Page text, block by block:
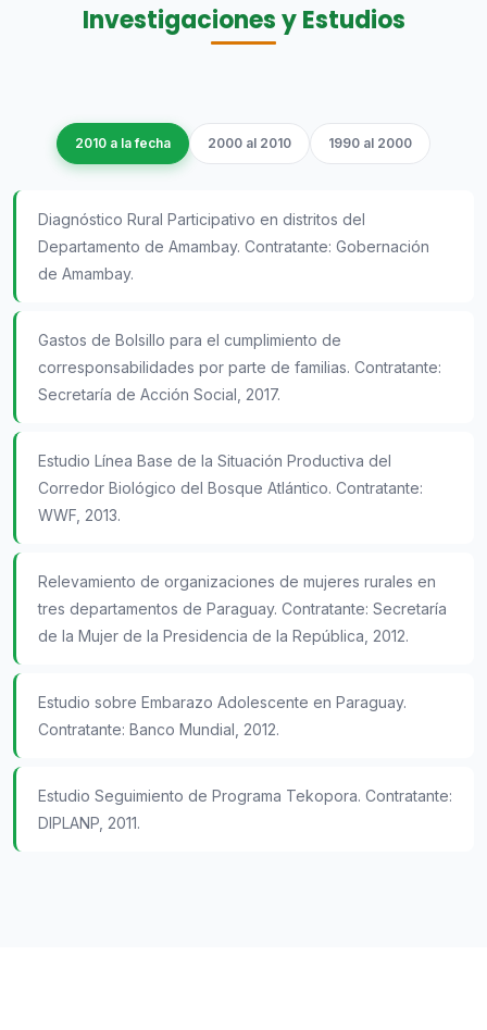
Investigaciones y Estudios
2010 a la fecha 2000 al 2010 1990 al 2000
Diagnóstico Rural Participativo en distritos del
Departamento de Amambay. Contratante: Gobernación
de Amambay.
Gastos de Bolsillo para el cumplimiento de
corresponsabilidades por parte de familias. Contratante:
Secretaría de Acción Social, 2017.
Estudio Línea Base de la Situación Productiva del
Corredor Biológico del Bosque Atlántico. Contratante:
WWF, 2013.
Relevamiento de organizaciones de mujeres rurales en
tres departamentos de Paraguay. Contratante: Secretaría
de la Mujer de la Presidencia de la República, 2012.
Estudio sobre Embarazo Adolescente en Paraguay.
Contratante: Banco Mundial, 2012.
Estudio Seguimiento de Programa Tekopora. Contratante:
DIPLANP, 2011.